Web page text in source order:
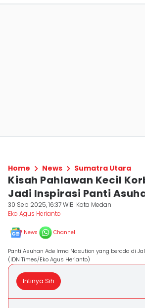
Home News Sumatra Utara
Kisah Pahlawan Kecil
Jadi Inspirasi Panti
30 Sep 2025, 16:37 WIB Kota Medan
Eko Agus Herianto
News Channel
Panti Asuhan Ade Irma Nasution yang berada di
(IDN Times/Eko Agus Herianto)
Intinya Sih